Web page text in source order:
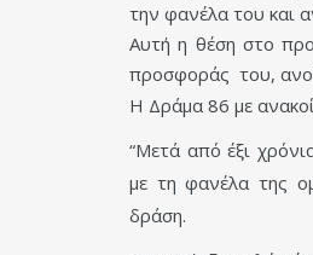
την φανέλα του και
Αυτή η θέση στο
προσφοράς του,
Η Δράμα 86 με
“Μετά από έξι
με τη φανέλα της
δράση.